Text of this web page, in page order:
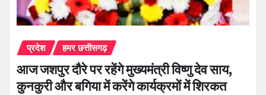
प्रदेश हमर छत्तीसगढ़
आज जशपुर दौरे पर रहेंगे मुख्यमंत्री विष्णु देव साय,
कुनकुरी और बगिया में करेंगे कार्यक्रमों में शिरकत